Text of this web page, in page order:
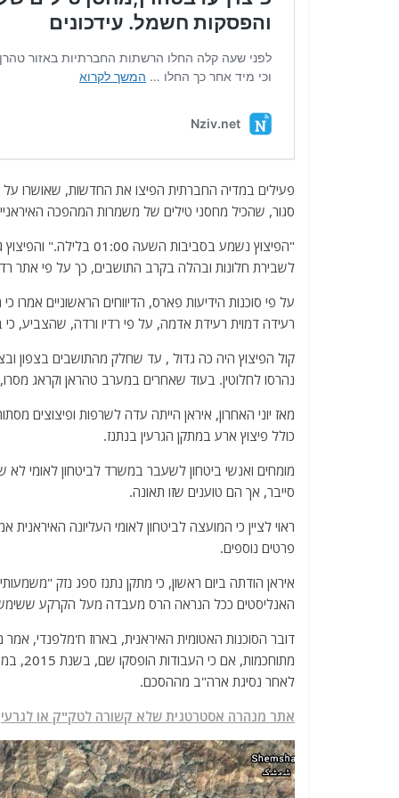
פעילים במדיה החברתית הפיצו את החדשות, שאושרו על ידי
סגור, שהכיל מחסני טילים של משמרות המהפכה
"הפיצוץ נשמע
לשבירת חלונות ובהלה בקרב התושבים, כך על פי אתר
על פי סוכנות הידיעות פארס, הדיווחים הראשוניים
רעידה דמוית רעידת אדמה, על פי רדיו ורדה, שהצביע,
קול הפיצוץ היה כה גדול , עד שחלק מהתושבים בצפון
נהרסו לחלוטין. בעוד שאחרים במערב טהראן וקראג
מאז יוני האחרון, איראן הייתה עדה לשרפות ופיצוצים
כולל פיצוץ ארע במתקן הגרעין בנתנז.
מומחים ואנשי ביטחון לשעבר במשרד לביטחון לאומי
סייבר, אך הם טוענים שזו תאונה.
ראוי לציין כי המועצה לביטחון לאומי העליונה
פרטים נוספים.
איראן הודתה ביום ראשון, כי מתקן נתנז ספג נזק
האנליסטים ככל הנראה הרס מעבדה מעל הקרקע
לאחר נסיגת ארה"ב מההסכם.
אתר מנהרה אסטרטגית שלא קשורה לטק"ק או